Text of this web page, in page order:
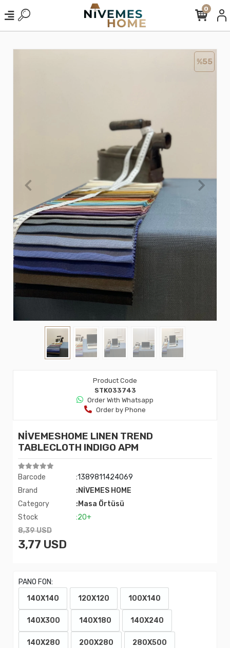
0
%55
Product Code
STK033743
Order Wıth Whatsapp
Order by Phone
NİVEMESHOME LINEN TREND
TABLECLOTH INDIGO APM
Barcode
:1389811424069
Brand
:NİVEMES HOME
Category
:Masa Örtüsü
Stock
:20+
8,39 USD
3,77 USD
PANO FON:
140X140
120X120 100X140
140X300 140X180 140X240
140X280 200X280 280X500